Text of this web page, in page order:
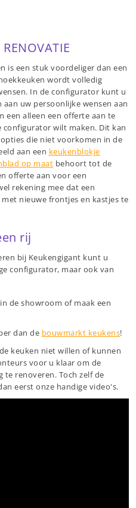
is een stuk voordeliger dan een
wordt volledig
In de configurator kunt u
uw persoonlijke wensen aan
een alleen een offerte aan te
configurator wilt maken. Dit kan
die niet voorkomen in de
aan een keukenblokje
op maat behoort tot de
offerte aan voor een
rekening mee dat een
nieuwe frontjes en kastjes te
rij
bij Keukengigant kunt u
configurator, maar ook van
de showroom of maak een
dan de bouwmarkt keukens!
keuken niet willen of kunnen
voor u klaar om de
te renoveren. Toch zelf de
eerst onze handige video's.